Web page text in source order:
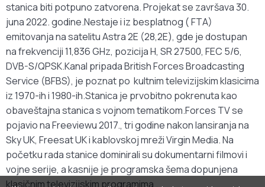
stanica biti potpuno zatvorena. Projekat se završava 30.
juna 2022. godine.Nestaje i iz besplatnog ( FTA)
emitovanja na satelitu Astra 2E (28,2E), gde je dostupan
na frekvenciji 11,836 GHz, pozicija H, SR 27500, FEC 5/6,
DVB-S/QPSK.Kanal pripada British Forces Broadcasting
Service (BFBS), je poznat po kultnim televizijskim klasicima
iz 1970-ih i 1980-ih.Stanica je prvobitno pokrenuta kao
obaveštajna stanica s vojnom tematikom.Forces TV se
pojavio na Freeviewu 2017., tri godine nakon lansiranja na
Sky UK, Freesat UK i kablovskoj mreži Virgin Media. Na
početku rada stanice dominirali su dokumentarni filmovi i
vojne serije, a kasnije je programska šema dopunjena
klasičnim televizijskim programima .